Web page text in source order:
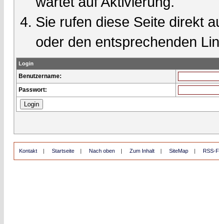
Sie rufen diese Seite direkt
oder den entsprechenden
Login
Benutzername:
Passwort:
Kontakt | Startseite | Nach oben | Zum Inhalt | SiteMap | RSS-